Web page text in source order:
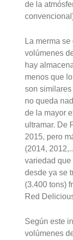
de la
La merma
volúmenes
hay
menos que
son
no queda
de la mayor
ultramar. De
2015, pero
(2014,
variedad
desde ya se
(3.400 tons)
Red
Según este
volúmenes